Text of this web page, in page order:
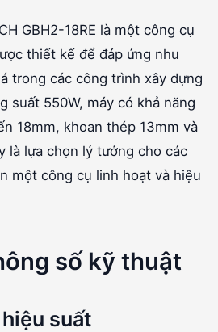
GBH2-18RE là một công cụ
thiết kế để đáp ứng nhu
trong các công trình xây dựng
suất 550W, máy có khả năng
18mm, khoan thép 13mm và
là lựa chọn lý tưởng cho các
một công cụ linh hoạt và hiệu
số kỹ thuật
suất